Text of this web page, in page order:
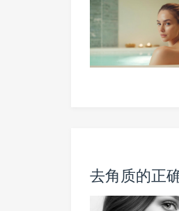
去角质的正